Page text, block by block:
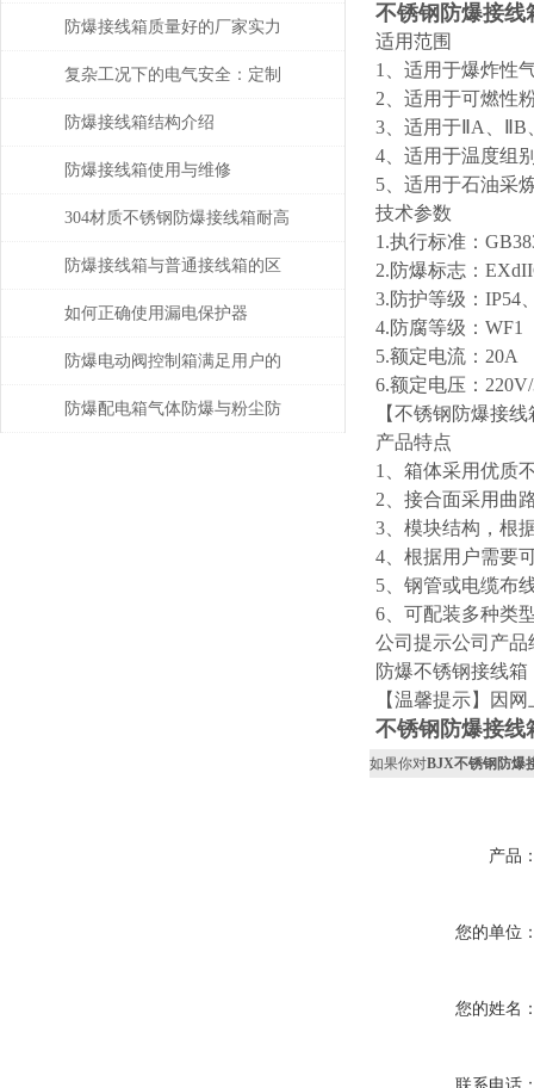
不锈钢防爆接
适用范围
1、适用于爆炸性
2、适用于可燃性
3、适用于ⅡA、ⅡB
4、适用于温度组
5、适用于石油采
技术参数
1.执行标准：
2.防爆标志：
3.防护等级：IP54
4.防腐等级：WF1
5.额定电流：20A
6.额定电压：
【不锈钢防爆接
产品特点
1、箱体采用优质
2、接合面采用曲
3、模块结构，根
4、根据用户需要
5、钢管或电缆布
6、可配装多种类
公司提示公司产
防爆不锈钢接线
【温馨提示】因
不锈钢防爆接
如果你对BJX不锈钢防爆
产品
您的单位
您的姓名
购指南
防爆接线箱质量好的厂家实力
与产品性能解读
复杂工况下的电气安全：定制
防爆接线箱优质厂家的解决方
案
防爆接线箱结构介绍
防爆接线箱使用与维修
304材质不锈钢防爆接线箱耐高
温多少
防爆接线箱与普通接线箱的区
别在哪?
如何正确使用漏电保护器
防爆电动阀控制箱满足用户的
技术要求
防爆配电箱气体防爆与粉尘防